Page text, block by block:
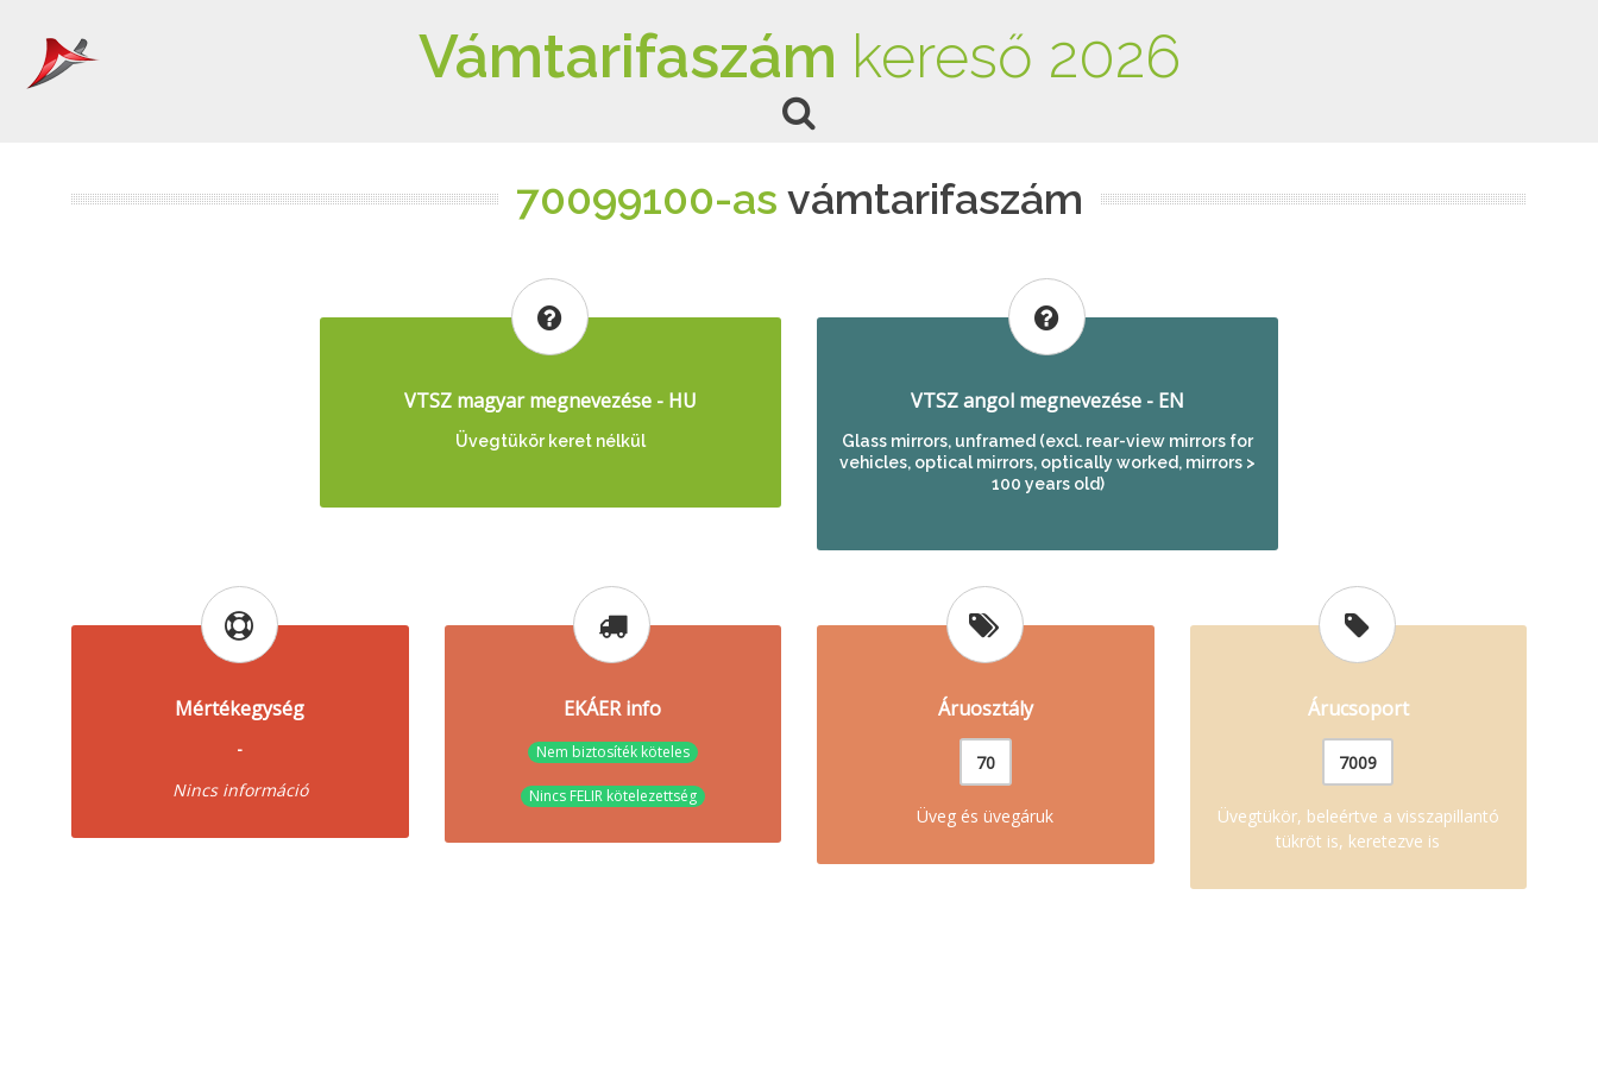
Vámtarifaszám kereső 2026
70099100-as vámtarifaszám
VTSZ magyar megnevezése - HU
Üvegtükör keret nélkül
VTSZ angol megnevezése - EN
Glass mirrors, unframed (excl. rear-view mirrors for
vehicles, optical mirrors, optically worked, mirrors >
100 years old)
Mértékegység
-
Nincs információ
EKÁER info
Nem biztosíték köteles
Nincs FELIR kötelezettség
Áruosztály
70
Üveg és üvegáruk
Árucsoport
7009
Üvegtükör, beleértve a visszapillantó
tükröt is, keretezve is